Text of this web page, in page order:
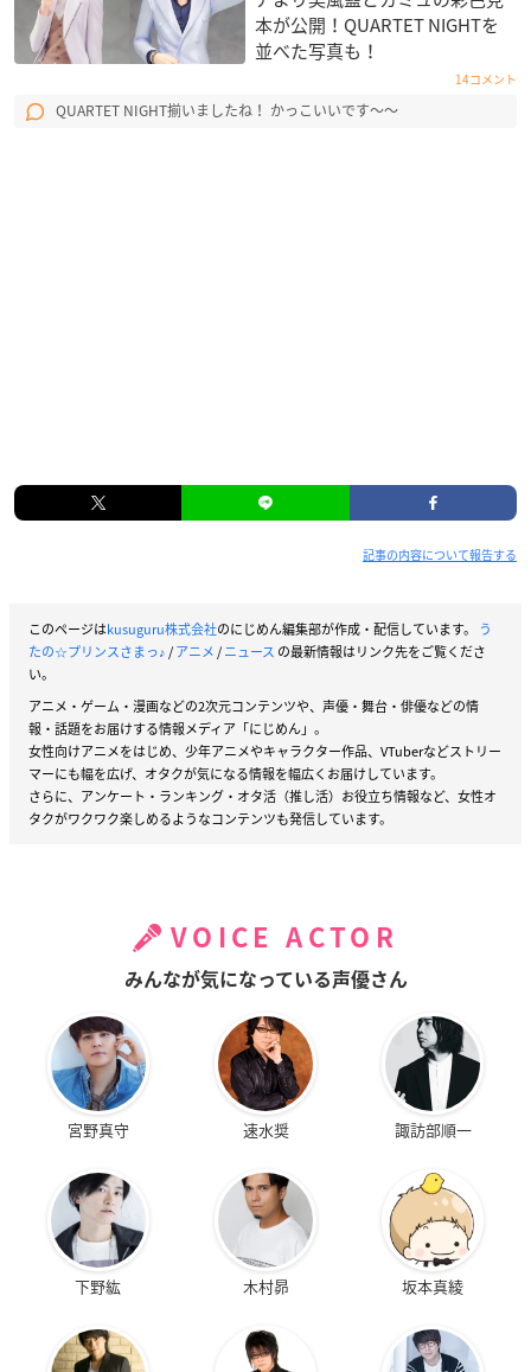
本が公開！QUARTET NIGHT​を
並べた写真も！
14コメント
QUARTET NIGHT揃いましたね！ かっこいいです〜〜
記事の内容について報告する
このページはkusuguru株式会社のにじめん編集部が作成・配信しています。
う
たの☆プリンスさまっ♪/アニメ/ニュース の最新情報はリンク先をご覧くださ
い。
アニメ・ゲーム・漫画などの2次元コンテンツや、声優・舞台・俳優などの情
報・話題をお届けする情報メディア「にじめん」。
女性向けアニメをはじめ、少年アニメやキャラクター作品、VTuberなどストリー
マーにも幅を広げ、オタクが気になる情報を幅広くお届けしています。
さらに、アンケート・ランキング・オタ活（推し活）お役立ち情報など、女性オ
タクがワクワク楽しめるようなコンテンツも発信しています。
VOICE ACTOR
みんなが気になっている声優さん
宮野真守 速水奨 諏訪部順一
下野紘 木村昴 坂本真綾